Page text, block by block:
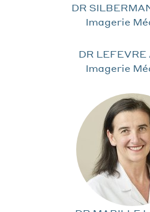
DR
Imagerie
DR
Imagerie